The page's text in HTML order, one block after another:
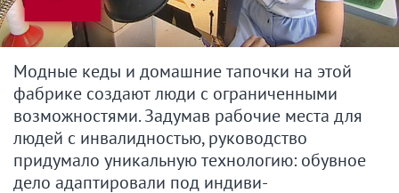
Модные кеды и домашние тапочки на этой
фабрике создают люди с ограниченными
возможностями. Задумав рабочие места для
людей с инвалидностью, руководство
придумало уникальную технологию: обувное
дело адаптировали под индиви-